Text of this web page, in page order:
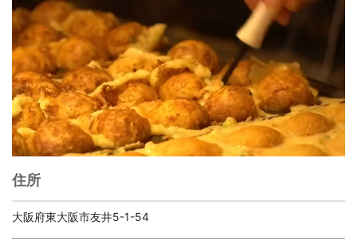
住所
大阪府東大阪市友井5-1-54